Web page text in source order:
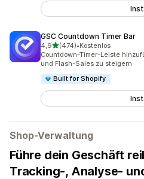
GSC Countdown Timer Bar
4,9von 5 Sternen
(474)
474 Rezensionen insgesamt
•Kostenlos
Countdown-Timer-Leiste
und Flash-Sales zu steigern
Built for Shopify
Shop-Verwaltung
Führe dein Geschäft
Tracking-, Analyse-